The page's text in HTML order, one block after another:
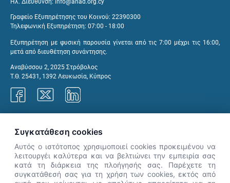
Γραφείο Εξυπηρέτησης του Κοινού: 22390300
Τηλεφωνική Εξυπηρέτηση: 07:00 - 18:00
Εξυπηρέτηση με φυσική παρουσία γίνεται από τις 7:00 μέχρι τις 16:00,
μετά από διευθέτηση συνάντησης.
Αναβύσσου 2, 2025 Στρόβολος
Τ.Θ. 25431, 1392 Λευκωσία, Κύπρος
👋 Καλώς ήρθες! Είμαι η Νόησις.
Συγκατάθεση cookies
Αυτός ο ιστότοπος χρησιμοποιεί cookies προκειμένου να
λειτουργέι καλύτερα και να βελτιώνει την εμπειρία σας
κατά τη διάρκεια της πλοήγησής σας. Παρέχετε τη
συγκατάθεσή σας για τη χρήση των cookies, εκτός από